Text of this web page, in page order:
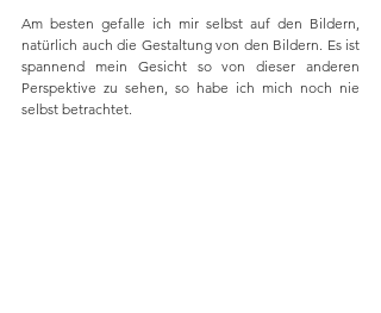
Am besten gefalle ich mir selbst auf den Bildern,
natürlich auch die Gestaltung von den Bildern. Es ist
spannend mein Gesicht so von dieser anderen
Perspektive zu sehen, so habe ich mich noch nie
selbst betrachtet.